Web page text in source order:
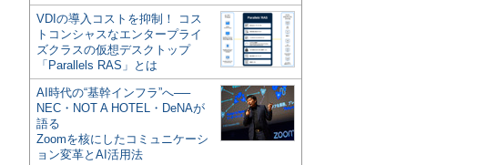
VDIの導入コストを抑制！ コス
トコンシャスなエンタープライ
ズクラスの仮想デスクトップ
「Parallels RAS」とは
AI時代の“基幹インフラ”へ──
NEC・NOT A HOTEL・DeNAが
語る
Zoomを核にしたコミュニケーシ
ョン変革とAI活用法